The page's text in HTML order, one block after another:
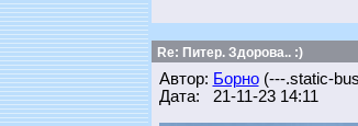
Re: Питер. Здорова.. :)
Автор: Борно(---.static-
Дата: 21-11-23 14:11